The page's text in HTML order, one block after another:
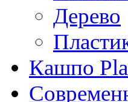
Дерево
Кашпо